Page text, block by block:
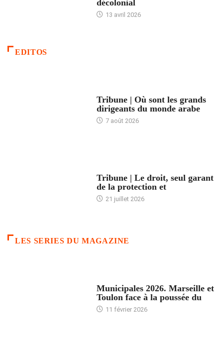
décolonial
13 avril 2026
EDITOS
Tribune | Où sont les grands
dirigeants du monde arabe
7 août 2026
Tribune | Le droit, seul garant
de la protection et
21 juillet 2026
LES SERIES DU MAGAZINE
Municipales 2026. Marseille et
Toulon face à la poussée du
11 février 2026